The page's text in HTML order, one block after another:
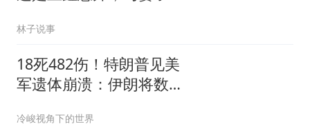
林子说事
18死482伤！特朗普见美
军遗体崩溃：伊朗将数倍
冷峻视角下的世界